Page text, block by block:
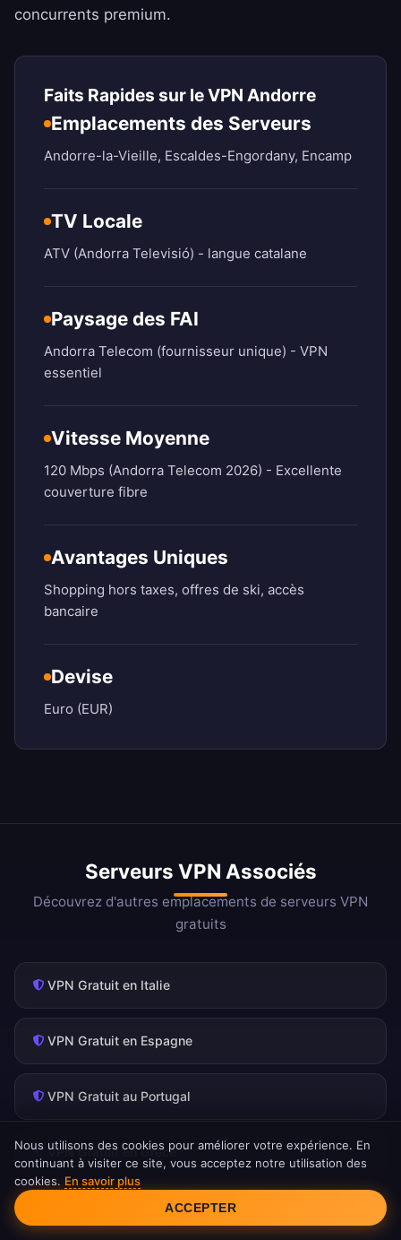
concurrents premium.
Faits Rapides sur le VPN Andorre
Emplacements des Serveurs
Andorre-la-Vieille, Escaldes-Engordany, Encamp
TV Locale
ATV (Andorra Televisió) - langue catalane
Paysage des FAI
Andorra Telecom (fournisseur unique) - VPN
essentiel
Vitesse Moyenne
120 Mbps (Andorra Telecom 2026) - Excellente
couverture fibre
Avantages Uniques
Shopping hors taxes, offres de ski, accès
bancaire
Devise
Euro (EUR)
Serveurs VPN Associés
Découvrez d'autres emplacements de serveurs VPN
gratuits
VPN Gratuit en Italie
VPN Gratuit en Espagne
VPN Gratuit au Portugal
VPN Gratuit en Grèce
VPN Gratuit à Malte
Consentement aux cookies
Nous utilisons des cookies pour améliorer votre expérience. En
continuant à visiter ce site, vous acceptez notre utilisation des
cookies. En savoir plus
ACCEPTER